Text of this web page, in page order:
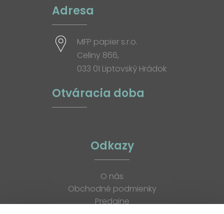
Adresa
MFP papier s.r.o.
Celiny 866,
033 01 Liptovský Hrádok
Otváracia doba
Odkazy
O nás
Obchodné podmienky
Predajne